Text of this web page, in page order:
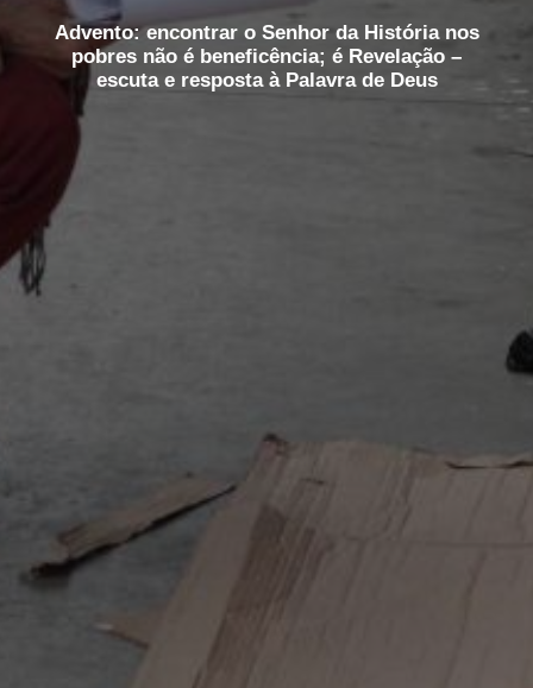
Advento: encontrar o Senhor da História nos
pobres não é beneficência; é Revelação –
escuta e resposta à Palavra de Deus